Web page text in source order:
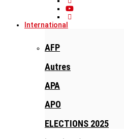
International
AFP
Autres
APA
APO
ELECTIONS 2025